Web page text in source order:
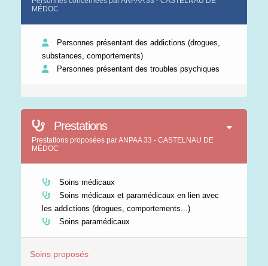
MÉDOC
Personnes présentant des addictions (drogues,
substances, comportements)
Personnes présentant des troubles psychiques
Prestations
Prestations proposées par ANPAA 33 - CASTELNAU DE
MÉDOC
Soins médicaux
Soins médicaux et paramédicaux en lien avec
les addictions (drogues, comportements...)
Soins paramédicaux
Soins proposés